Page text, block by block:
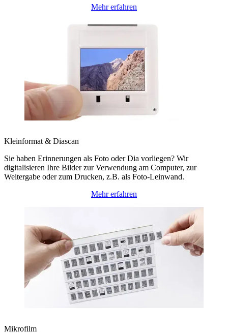
Mehr erfahren
Kleinformat & Diascan
Sie haben Erinnerungen als Foto oder Dia vorliegen? Wir
digitalisieren Ihre Bilder zur Verwendung am Computer, zur
Weitergabe oder zum Drucken, z.B. als Foto-Leinwand.
Mehr erfahren
Mikrofilm